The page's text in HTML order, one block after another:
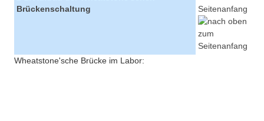
Brückenschaltung
Seitenanfang
Wheatstone'sche Brücke im Labor: